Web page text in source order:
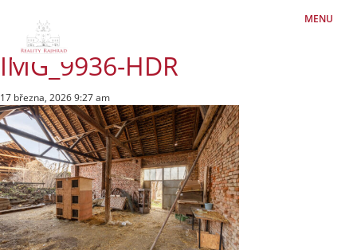
MENU
IMG_9936-HDR
17 března, 2026 9:27 am